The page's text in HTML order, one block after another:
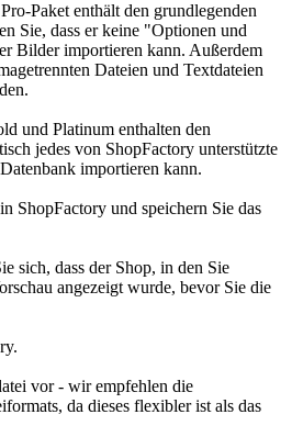
Paket enthält den grundlegenden
Sie, dass er keine "Optionen und
Bilder importieren kann. Außerdem
Dateien und Textdateien
und Platinum enthalten den
jedes von ShopFactory unterstützte
importieren kann.
ShopFactory und speichern Sie das
sich, dass der Shop, in den Sie
angezeigt wurde, bevor Sie die
vor - wir empfehlen die
da dieses flexibler ist als das